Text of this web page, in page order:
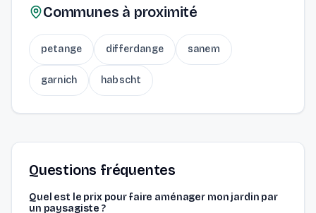
Website
Communes à proximité
petange differdange sanem
garnich habscht
Questions fréquentes
Quel est le prix pour faire aménager mon jardin par
un paysagiste ?